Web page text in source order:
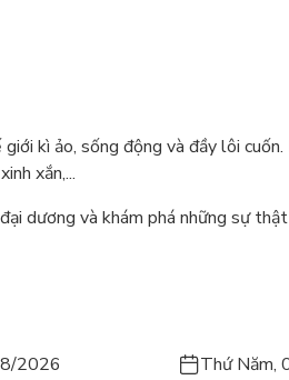
kì ảo, sống động và đầy lôi cuốn.
xắn,...
dương và khám phá những sự
2026 Thứ Năm,